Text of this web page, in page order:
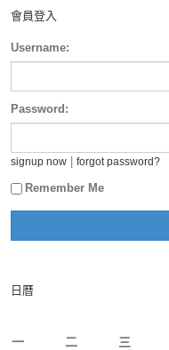
會員登入
Username:
Password:
signup now forgot password?
Remember Me
日曆
一
二 三